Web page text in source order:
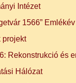
Intézet
1566” Emlékév
projekt
Rekonstrukció és
Hálózat